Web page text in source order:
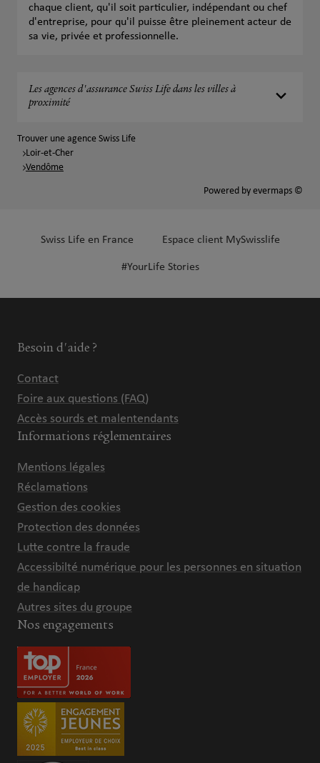
chaque client, qu'il soit particulier, indépendant ou chef
d'entreprise, pour qu'il puisse être pleinement acteur de
sa vie, privée et professionnelle.
Les agences d'assurance Swiss Life dans les villes à
proximité
Trouver une agence Swiss Life
Loir-et-Cher
Vendôme
Powered by evermaps ©
Swiss Life en France Espace client MySwisslife
#YourLife Stories
Besoin d'aide ?
Contact
Foire aux questions (FAQ)
Accès sourds et malentendants
Informations réglementaires
Mentions légales
Réclamations
Gestion des cookies
Protection des données
Lutte contre la fraude
Accessibilté numérique pour les personnes en situation
de handicap
Autres sites du groupe
Nos engagements